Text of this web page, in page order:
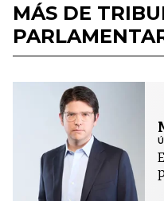
MÁS DE